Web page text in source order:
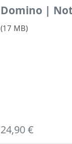
Domino |
(17 MB)
24,90 €